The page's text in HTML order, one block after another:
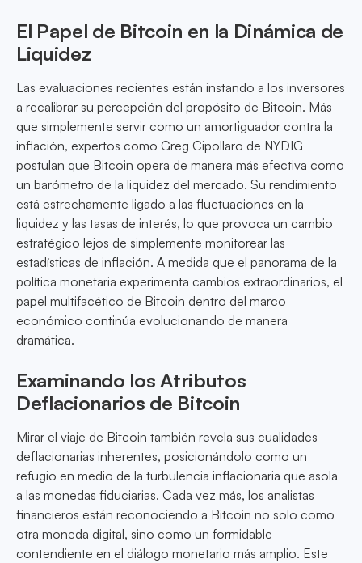
El Papel de Bitcoin en la Dinámica de
Liquidez
Las evaluaciones recientes están instando a los inversores
a recalibrar su percepción del propósito de Bitcoin. Más
que simplemente servir como un amortiguador contra la
inflación, expertos como Greg Cipollaro de NYDIG
postulan que Bitcoin opera de manera más efectiva como
un barómetro de la liquidez del mercado. Su rendimiento
está estrechamente ligado a las fluctuaciones en la
liquidez y las tasas de interés, lo que provoca un cambio
estratégico lejos de simplemente monitorear las
estadísticas de inflación. A medida que el panorama de la
política monetaria experimenta cambios extraordinarios, el
papel multifacético de Bitcoin dentro del marco
económico continúa evolucionando de manera
dramática.
Examinando los Atributos
Deflacionarios de Bitcoin
Mirar el viaje de Bitcoin también revela sus cualidades
deflacionarias inherentes, posicionándolo como un
refugio en medio de la turbulencia inflacionaria que asola
a las monedas fiduciarias. Cada vez más, los analistas
financieros están reconociendo a Bitcoin no solo como
otra moneda digital, sino como un formidable
contendiente en el diálogo monetario más amplio. Este